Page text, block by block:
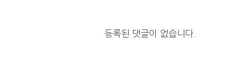
등록된 댓글이 없습니다.